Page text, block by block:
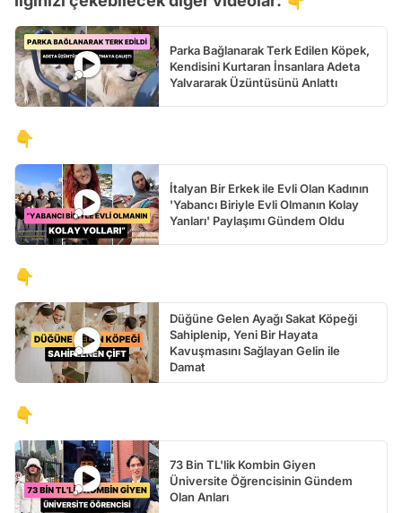
Parka Bağlanarak Terk Edilen Köpek,
Kendisini Kurtaran İnsanlara Adeta
Yalvararak Üzüntüsünü Anlattı
👇
İtalyan Bir Erkek ile Evli Olan Kadının
'Yabancı Biriyle Evli Olmanın Kolay
Yanları' Paylaşımı Gündem Oldu
👇
Düğüne Gelen Ayağı Sakat Köpeği
Sahiplenip, Yeni Bir Hayata
Kavuşmasını Sağlayan Gelin ile
Damat
👇
73 Bin TL'lik Kombin Giyen
Üniversite Öğrencisinin Gündem
Olan Anları